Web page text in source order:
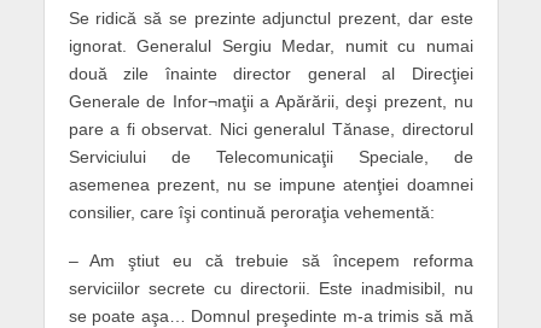
Se ridică să se prezinte adjunctul prezent, dar este
ignorat. Generalul Sergiu Medar, numit cu numai
două zile înainte director general al Direcţiei
Generale de Infor¬maţii a Apărării, deşi prezent, nu
pare a fi observat. Nici generalul Tănase, directorul
Serviciului de Telecomunicaţii Speciale, de
asemenea prezent, nu se impune atenţiei doamnei
consilier, care îşi continuă peroraţia vehementă:
– Am ştiut eu că trebuie să începem reforma
serviciilor secrete cu directorii. Este inadmisibil, nu
se poate aşa… Domnul preşedinte m-a trimis să mă